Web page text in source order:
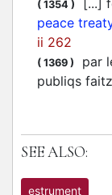
( 1354 )
peace
ii 262
( 1369 )
par
publiqs
SEE ALSO:
estrument